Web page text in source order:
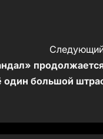
один большой